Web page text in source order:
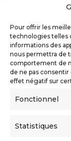
Pour offrir les
technologies telles
informations des
nous permettra de
comportement de
de ne pas
effet négatif sur
Fonctionnel
Statistiques
Mentions
Politique de
Déclaration
Ils nous